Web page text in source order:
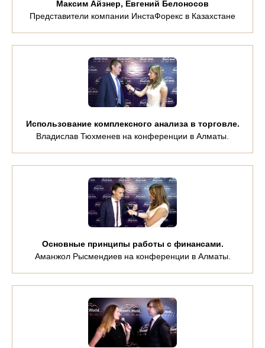
Максим Айзнер, Евгений Белоносов
Представители компании ИнстаФорекс в Казахстане
Использование комплексного анализа в торговле.
Владислав Тюхменев на конференции в Алматы.
Основные принципы работы с финансами.
Аманжол Рысмендиев на конференции в Алматы.